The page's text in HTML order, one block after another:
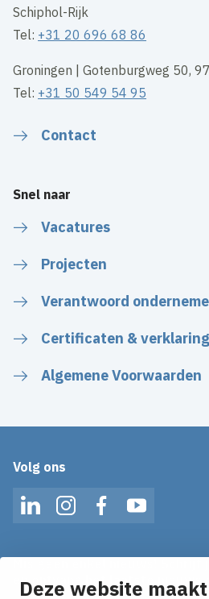
Deze website
Schiphol-Rijk
Tel: +31 20 696 68 86
Groningen | Gotenburgweg 50,
Tel: +31 50 549 54 95
Contact
Snel naar
Vacatures
Projecten
Verantwoord
Certificaten &
Algemene Voorwaarden
Volg ons
LinkedInInstagramFacebookYouTube
en ontvang het laatste nieuws